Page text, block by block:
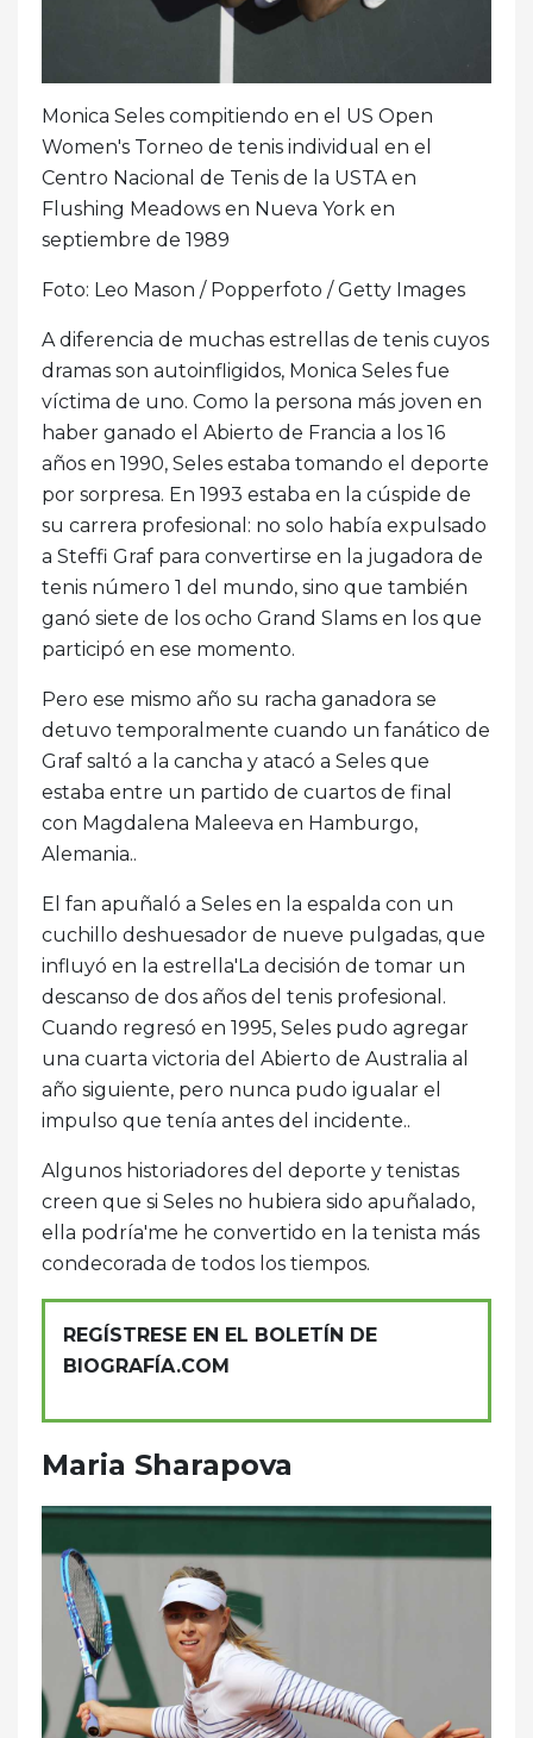
Monica Seles compitiendo en el US Open
Women's Torneo de tenis individual en el
Centro Nacional de Tenis de la USTA en
Flushing Meadows en Nueva York en
septiembre de 1989
Foto: Leo Mason / Popperfoto / Getty Images
A diferencia de muchas estrellas de tenis cuyos
dramas son autoinfligidos, Monica Seles fue
víctima de uno. Como la persona más joven en
haber ganado el Abierto de Francia a los 16
años en 1990, Seles estaba tomando el deporte
por sorpresa. En 1993 estaba en la cúspide de
su carrera profesional: no solo había expulsado
a Steffi Graf para convertirse en la jugadora de
tenis número 1 del mundo, sino que también
ganó siete de los ocho Grand Slams en los que
participó en ese momento.
Pero ese mismo año su racha ganadora se
detuvo temporalmente cuando un fanático de
Graf saltó a la cancha y atacó a Seles que
estaba entre un partido de cuartos de final
con Magdalena Maleeva en Hamburgo,
Alemania..
El fan apuñaló a Seles en la espalda con un
cuchillo deshuesador de nueve pulgadas, que
influyó en la estrella'La decisión de tomar un
descanso de dos años del tenis profesional.
Cuando regresó en 1995, Seles pudo agregar
una cuarta victoria del Abierto de Australia al
año siguiente, pero nunca pudo igualar el
impulso que tenía antes del incidente..
Algunos historiadores del deporte y tenistas
creen que si Seles no hubiera sido apuñalado,
ella podría'me he convertido en la tenista más
condecorada de todos los tiempos.
REGÍSTRESE EN EL BOLETÍN DE
BIOGRAFÍA.COM
Maria Sharapova